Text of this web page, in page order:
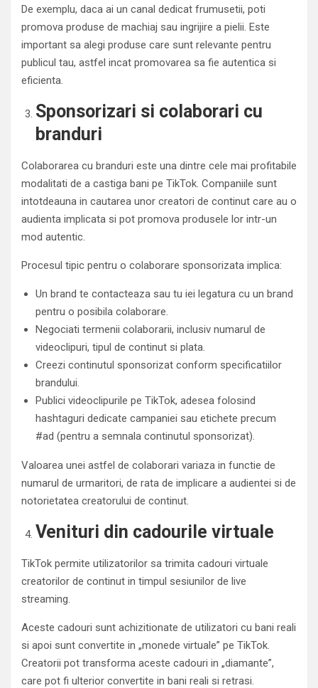
De exemplu, daca ai un canal dedicat frumusetii, poti
promova produse de machiaj sau ingrijire a pielii. Este
important sa alegi produse care sunt relevante pentru
publicul tau, astfel incat promovarea sa fie autentica si
eficienta.
Sponsorizari si colaborari cu
branduri
Colaborarea cu branduri este una dintre cele mai profitabile
modalitati de a castiga bani pe TikTok. Companiile sunt
intotdeauna in cautarea unor creatori de continut care au o
audienta implicata si pot promova produsele lor intr-un
mod autentic.
Procesul tipic pentru o colaborare sponsorizata implica:
Un brand te contacteaza sau tu iei legatura cu un brand
pentru o posibila colaborare.
Negociati termenii colaborarii, inclusiv numarul de
videoclipuri, tipul de continut si plata.
Creezi continutul sponsorizat conform specificatiilor
brandului.
Publici videoclipurile pe TikTok, adesea folosind
hashtaguri dedicate campaniei sau etichete precum
#ad (pentru a semnala continutul sponsorizat).
Valoarea unei astfel de colaborari variaza in functie de
numarul de urmaritori, de rata de implicare a audientei si de
notorietatea creatorului de continut.
Venituri din cadourile virtuale
TikTok permite utilizatorilor sa trimita cadouri virtuale
creatorilor de continut in timpul sesiunilor de live
streaming.
Aceste cadouri sunt achizitionate de utilizatori cu bani reali
si apoi sunt convertite in „monede virtuale” pe TikTok.
Creatorii pot transforma aceste cadouri in „diamante”,
care pot fi ulterior convertite in bani reali si retrasi.